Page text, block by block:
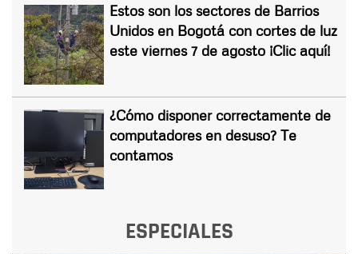
Estos son los sectores de Barrios
Unidos en Bogotá con cortes de luz
este viernes 7 de agosto ¡Clic aquí!
¿Cómo disponer correctamente de
computadores en desuso? Te
contamos
ESPECIALES